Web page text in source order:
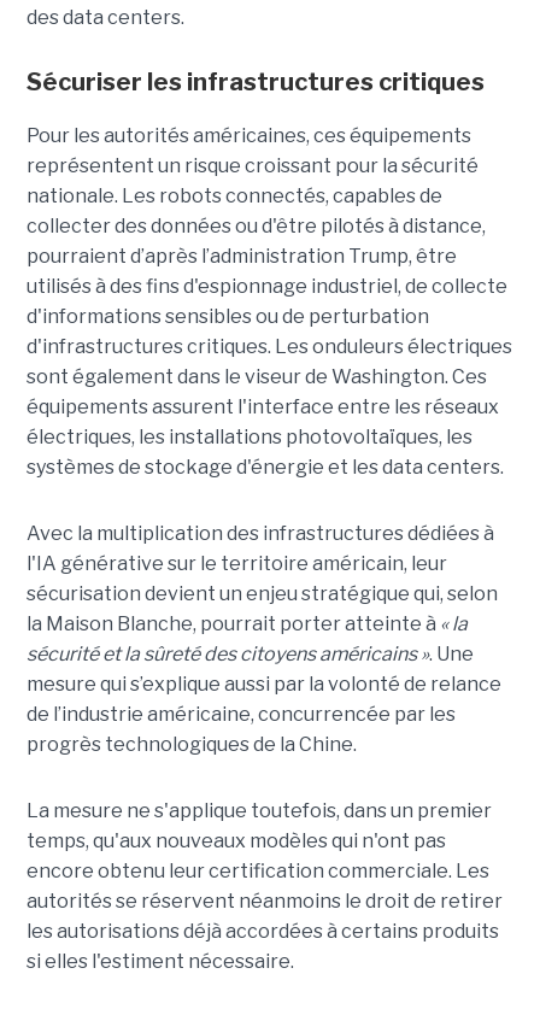
des data centers.
Sécuriser les infrastructures critiques
Pour les autorités américaines, ces équipements
représentent un risque croissant pour la sécurité
nationale. Les robots connectés, capables de
collecter des données ou d'être pilotés à distance,
pourraient d’après l’administration Trump, être
utilisés à des fins d'espionnage industriel, de collecte
d'informations sensibles ou de perturbation
d'infrastructures critiques. Les onduleurs électriques
sont également dans le viseur de Washington. Ces
équipements assurent l'interface entre les réseaux
électriques, les installations photovoltaïques, les
systèmes de stockage d'énergie et les data centers.
Avec la multiplication des infrastructures dédiées à
l'IA générative sur le territoire américain, leur
sécurisation devient un enjeu stratégique qui, selon
la Maison Blanche, pourrait porter atteinte à « la
sécurité et la sûreté des citoyens américains ». Une
mesure qui s’explique aussi par la volonté de relance
de l’industrie américaine, concurrencée par les
progrès technologiques de la Chine.
La mesure ne s'applique toutefois, dans un premier
temps, qu'aux nouveaux modèles qui n'ont pas
encore obtenu leur certification commerciale. Les
autorités se réservent néanmoins le droit de retirer
les autorisations déjà accordées à certains produits
si elles l'estiment nécessaire.